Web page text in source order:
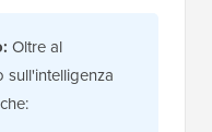
Oltre al